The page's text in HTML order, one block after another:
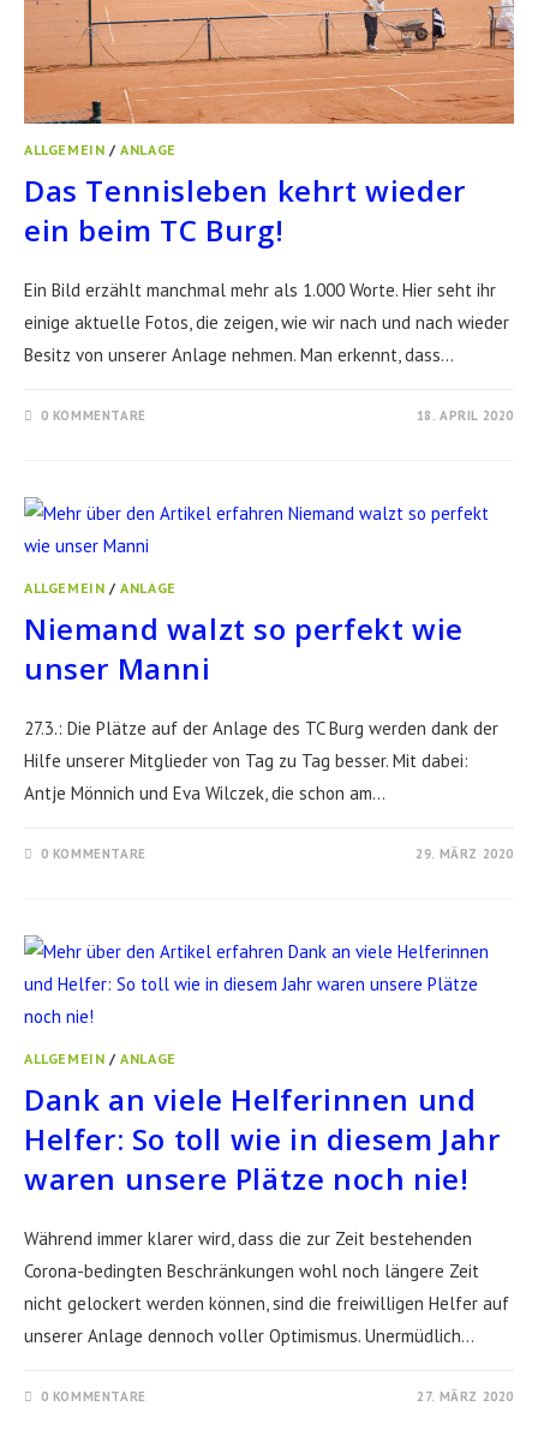
ALLGEMEIN /ANLAGE
Das Tennisleben kehrt wieder
ein beim TC Burg!
Ein Bild erzählt manchmal mehr als 1.000 Worte. Hier seht ihr
einige aktuelle Fotos, die zeigen, wie wir nach und nach wieder
Besitz von unserer Anlage nehmen. Man erkennt, dass…
0 KOMMENTARE 18. APRIL 2020
ALLGEMEIN /ANLAGE
Niemand walzt so perfekt wie
unser Manni
27.3.: Die Plätze auf der Anlage des TC Burg werden dank der
Hilfe unserer Mitglieder von Tag zu Tag besser. Mit dabei:
Antje Mönnich und Eva Wilczek, die schon am…
0 KOMMENTARE 29. MÄRZ 2020
ALLGEMEIN /ANLAGE
Dank an viele Helferinnen und
Helfer: So toll wie in diesem Jahr
waren unsere Plätze noch nie!
Während immer klarer wird, dass die zur Zeit bestehenden
Corona-bedingten Beschränkungen wohl noch längere Zeit
nicht gelockert werden können, sind die freiwilligen Helfer auf
unserer Anlage dennoch voller Optimismus. Unermüdlich…
0 KOMMENTARE 27. MÄRZ 2020